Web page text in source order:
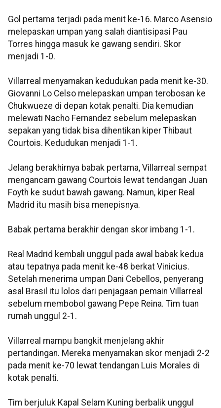
Gol pertama terjadi pada menit ke-16. Marco Asensio
melepaskan umpan yang salah diantisipasi Pau
Torres hingga masuk ke gawang sendiri. Skor
menjadi 1-0.
Villarreal menyamakan kedudukan pada menit ke-30.
Giovanni Lo Celso melepaskan umpan terobosan ke
Chukwueze di depan kotak penalti. Dia kemudian
melewati Nacho Fernandez sebelum melepaskan
sepakan yang tidak bisa dihentikan kiper Thibaut
Courtois. Kedudukan menjadi 1-1.
Jelang berakhirnya babak pertama, Villarreal sempat
mengancam gawang Courtois lewat tendangan Juan
Foyth ke sudut bawah gawang. Namun, kiper Real
Madrid itu masih bisa menepisnya.
Babak pertama berakhir dengan skor imbang 1-1.
Real Madrid kembali unggul pada awal babak kedua
atau tepatnya pada menit ke-48 berkat Vinicius.
Setelah menerima umpan Dani Cebellos, penyerang
asal Brasil itu lolos dari penjagaan pemain Villarreal
sebelum membobol gawang Pepe Reina. Tim tuan
rumah unggul 2-1.
Villarreal mampu bangkit menjelang akhir
pertandingan. Mereka menyamakan skor menjadi 2-2
pada menit ke-70 lewat tendangan Luis Morales di
kotak penalti.
Tim berjuluk Kapal Selam Kuning berbalik unggul